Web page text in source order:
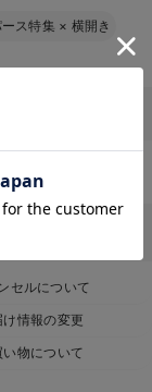
ス特集 × 横開き
ら
セルについて
け情報の変更
い物について